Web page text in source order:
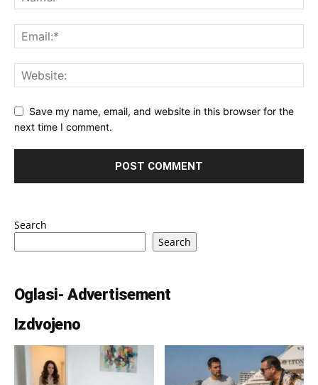
Save my name, email, and website in this browser for the
next time I comment.
Search
Search
Oglasi- Advertisement
Izdvojeno